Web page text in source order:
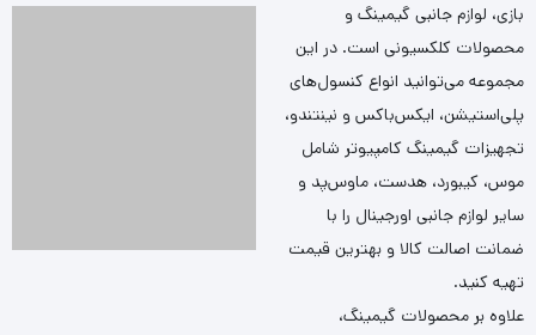
بازی، لوازم جانبی گیمینگ و
محصولات کلکسیونی است. در این
مجموعه می‌توانید انواع کنسول‌های
پلی‌استیشن، ایکس‌باکس و نینتندو،
تجهیزات گیمینگ کامپیوتر شامل
موس، کیبورد، هدست، ماوس‌پد و
سایر لوازم جانبی اورجینال را با
ضمانت اصالت کالا و بهترین قیمت
تهیه کنید.
علاوه بر محصولات گیمینگ،